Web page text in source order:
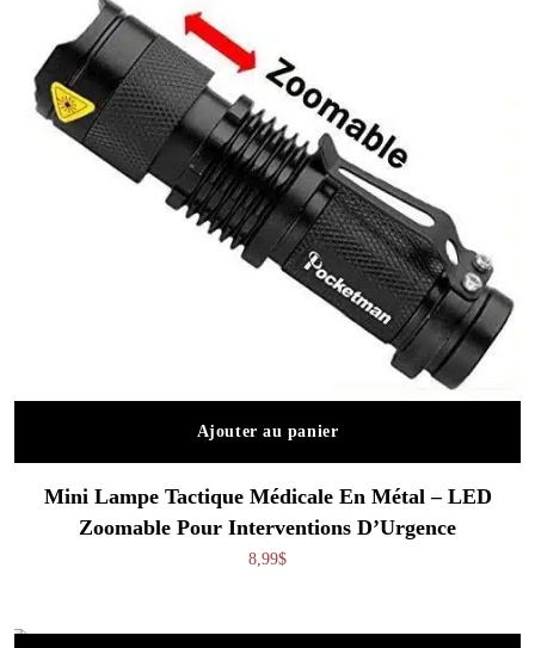
Ajouter au panier
Mini Lampe Tactique Médicale En Métal – LED
Zoomable Pour Interventions D’Urgence
8,99$